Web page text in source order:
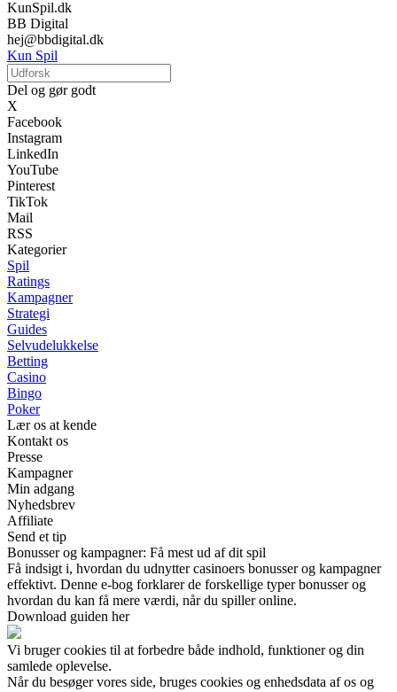
KunSpil.dk
BB Digital
hej@bbdigital.dk
Kun Spil
Del og gør godt
X
Facebook
Instagram
LinkedIn
YouTube
Pinterest
TikTok
Mail
RSS
Kategorier
Spil
Ratings
Kampagner
Strategi
Guides
Selvudelukkelse
Betting
Casino
Bingo
Poker
Lær os at kende
Kontakt os
Presse
Kampagner
Min adgang
Nyhedsbrev
Affiliate
Send et tip
Bonusser og kampagner: Få mest ud af dit spil
Få indsigt i, hvordan du udnytter casinoers bonusser og kampagner
effektivt. Denne e-bog forklarer de forskellige typer bonusser og
hvordan du kan få mere værdi, når du spiller online.
Download guiden her
Vi bruger cookies til at forbedre både indhold, funktioner og din
samlede oplevelse.
Når du besøger vores side, bruges cookies og enhedsdata af os og